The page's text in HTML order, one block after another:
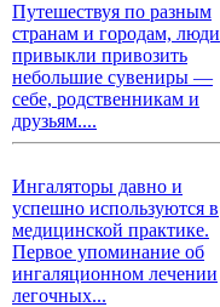
Путешествуя по разным
странам и городам, люди
привыкли привозить
небольшие сувениры —
себе, родственникам и
друзьям....
Ингаляторы давно и
успешно используются в
медицинской практике.
Первое упоминание об
ингаляционном лечении
легочных...